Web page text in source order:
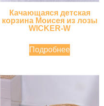
Качающаяся детская
корзина Моисея из лозы
WICKER-W
Подробнее